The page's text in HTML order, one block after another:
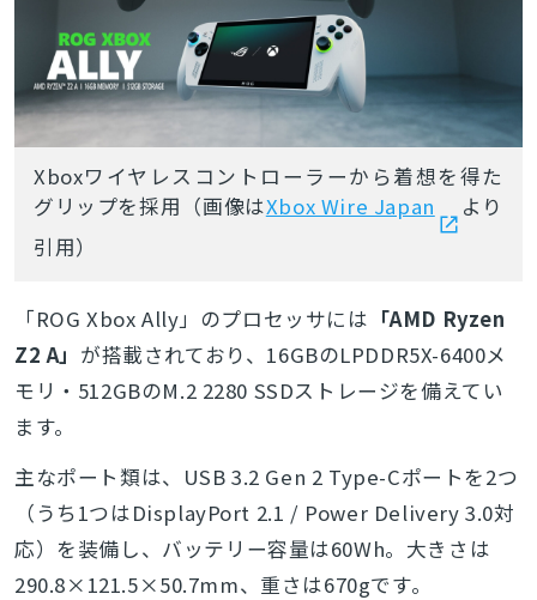
Xboxワイヤレスコントローラーから着想を得た
グリップを採用（画像はXbox Wire Japan
より
引用）
「ROG Xbox Ally」のプロセッサには 「AMD Ryzen
Z2 A」 が搭載されており、16GBのLPDDR5X-6400メ
モリ・512GBのM.2 2280 SSDストレージを備えてい
ます。
主なポート類は、USB 3.2 Gen 2 Type-Cポートを2つ
（うち1つはDisplayPort 2.1 / Power Delivery 3.0対
応）を装備し、バッテリー容量は60Wh。大きさは
290.8×121.5×50.7mm、重さは670gです。